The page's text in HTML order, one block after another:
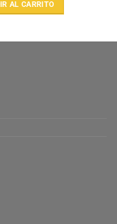
AL CARRITO